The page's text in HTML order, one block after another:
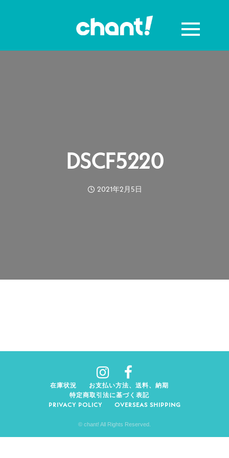
DSCF5220
2021年2月5日
在庫状況
お支払い方法、送料、納期
特定商取引法に基づく表記
PRIVACY POLICY
OVERSEAS SHIPPING
© chant! All Rights Reserved.